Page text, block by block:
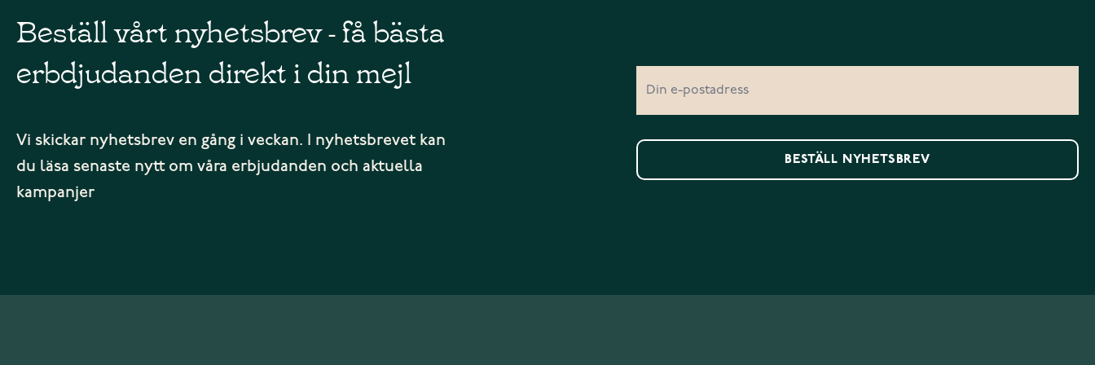
Beställ vårt nyhetsbrev - få bästa
erbdjudanden direkt i din mejl
Vi skickar nyhetsbrev en gång i veckan. I nyhetsbrevet kan
du läsa senaste nytt om våra erbjudanden och aktuella
kampanjer
BESTÄLL NYHETSBREV